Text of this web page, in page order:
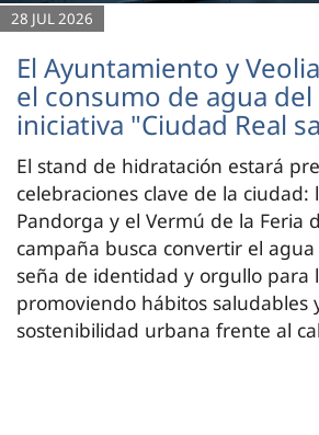
28 JUL 2026
El Ayuntamiento y
el consumo de agua
iniciativa "Ciudad Real
El stand de hidratación estará
celebraciones clave de la ciudad:
Pandorga y el Vermú de la Feria
campaña busca convertir el
seña de identidad y orgullo para
promoviendo hábitos saludables
sostenibilidad urbana frente al